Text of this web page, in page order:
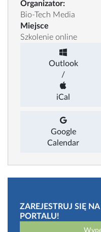
Organizator:
Bio-Tech Media
Miejsce
Szkolenie online
Outlook
/
iCal
Google
Calendar
ZAREJESTRUJ SIĘ
PORTALU!